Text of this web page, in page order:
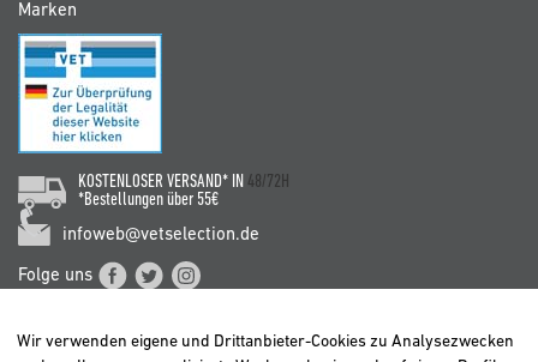
Marken
KOSTENLOSER VERSAND* IN 48/72H
*Bestellungen über 55€
infoweb@vetselection.de
Folge uns
Wir verwenden eigene und Drittanbieter-Cookies zu Analysezwecken